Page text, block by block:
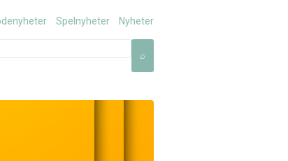
Spelnyheter Nyheter